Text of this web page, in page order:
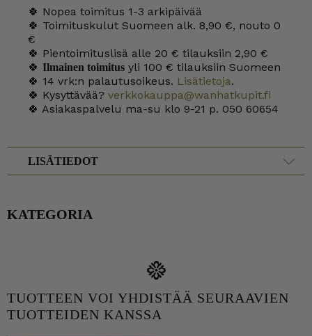
🍀 Nopea toimitus 1-3 arkipäivää
🍀 Toimituskulut Suomeen alk. 8,90 €, nouto 0
€
🍀 Pientoimituslisä alle 20 € tilauksiin 2,90 €
🍀 Ilmainen toimitus yli 100 € tilauksiin Suomeen
🍀 14 vrk:n palautusoikeus. Lisätietoja.
🍀 Kysyttävää? verkkokauppa@wanhatkupit.fi
🍀 Asiakaspalvelu ma-su klo 9-21 p. 050 60654
LISÄTIEDOT
KATEGORIA
TUOTTEEN VOI YHDISTÄÄ SEURAAVIEN
TUOTTEIDEN KANSSA